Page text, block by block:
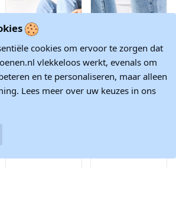
Product is beschikbaar met
cookies om ervoor te zorgen dat
vlekkeloos werkt, evenals om
en te personaliseren, maar alleen
Lees meer over uw keuzes in ons